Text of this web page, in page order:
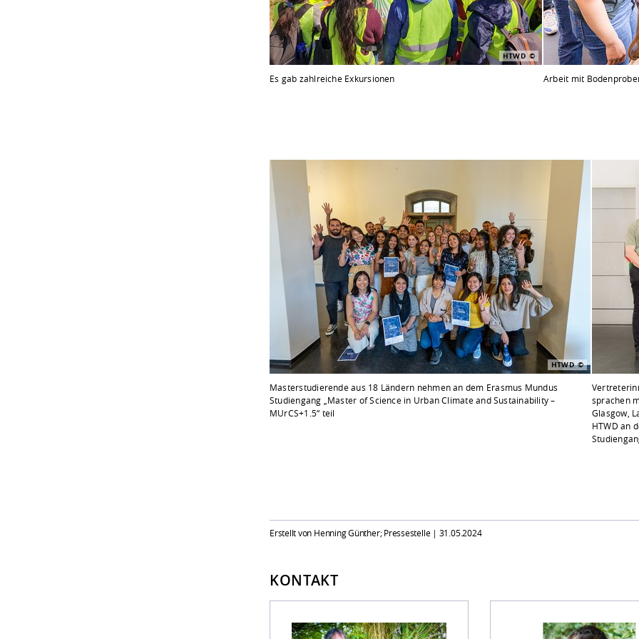
HTWD
Es gab zahlreiche Exkursionen Arbeit mit
HTWD
Masterstudierende aus 18 Ländern nehmen an dem Erasmus Mundus
Studiengang „Master of Science in Urban Climate and Sustainability –
MUrCS+1.5“ teil
sprachen
Glasgow,
HTWD an
Erstellt von Henning Günther; Pressestelle | 31.05.2024
KONTAKT